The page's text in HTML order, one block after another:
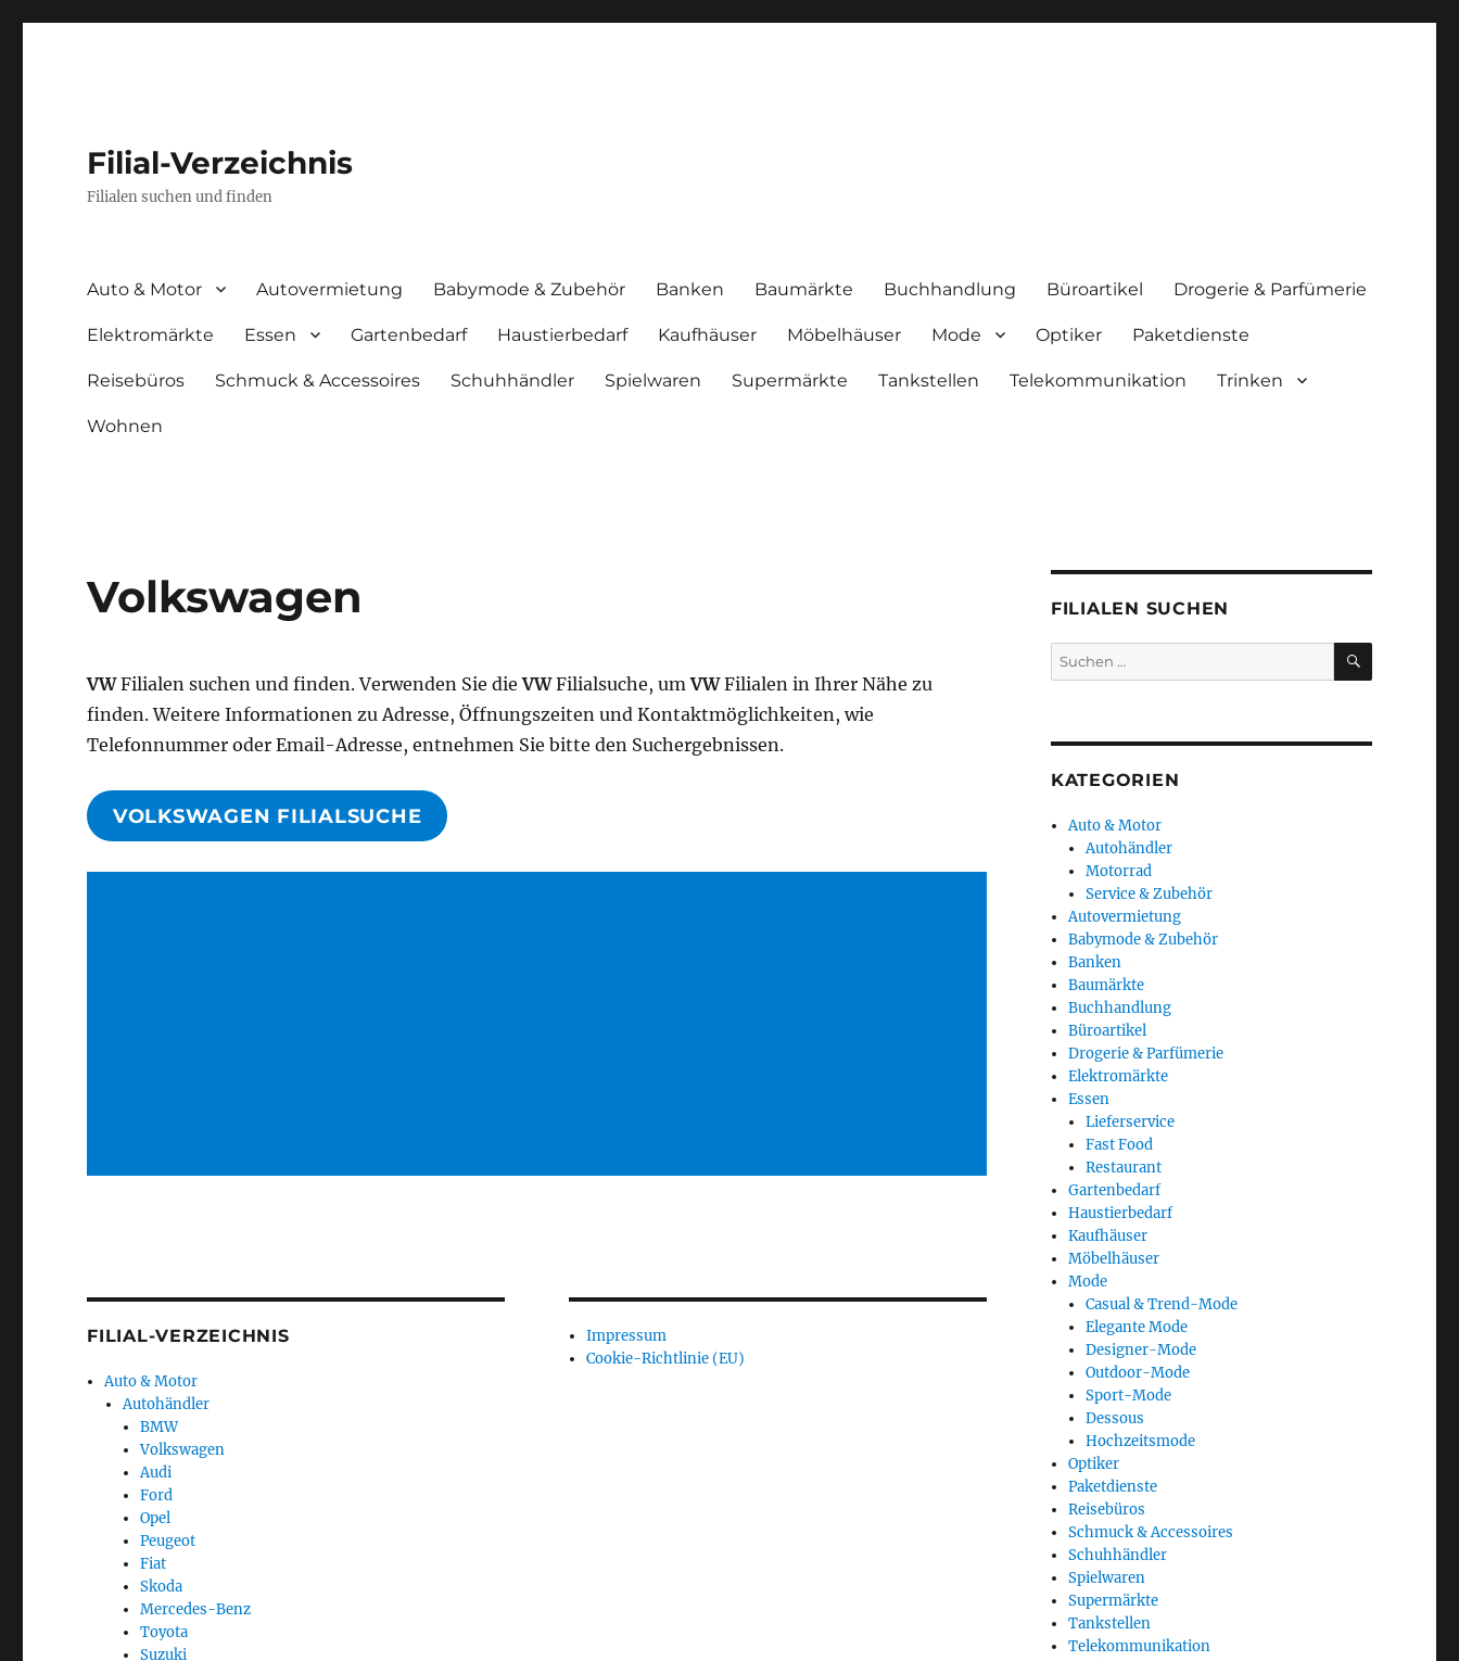
Filial-Verzeichnis
Filialen suchen und finden
Auto & Motor Autovermietung Babymode & Zubehör Banken Baumärkte Buchhandlung Büroartikel Drogerie & Parfümerie
Elektromärkte Essen Gartenbedarf Haustierbedarf Kaufhäuser Möbelhäuser Mode Optiker Paketdienste
Reisebüros Schmuck & Accessoires Schuhhändler Spielwaren Supermärkte Tankstellen Telekommunikation Trinken
Wohnen
Volkswagen
VWFilialen suchen und finden. Verwenden Sie dieVWFilialsuche, umVWFilialen in Ihrer Nähe zu
finden. Weitere Informationen zu Adresse, Öffnungszeiten und Kontaktmöglichkeiten, wie
Telefonnummer oder Email-Adresse, entnehmen Sie bitte den Suchergebnissen.
VOLKSWAGEN FILIALSUCHE
FILIAL-VERZEICHNIS
Auto & Motor
Autohändler
BMW
Volkswagen
Audi
Ford
Opel
Peugeot
Fiat
Skoda
Mercedes-Benz
Toyota
Suzuki
Impressum
Cookie-Richtlinie (EU)
FILIALEN SUCHEN
Suchen
nach:
SUCHEN
KATEGORIEN
Auto & Motor
Autohändler
Motorrad
Service & Zubehör
Autovermietung
Babymode & Zubehör
Banken
Baumärkte
Buchhandlung
Büroartikel
Drogerie & Parfümerie
Elektromärkte
Essen
Lieferservice
Fast Food
Restaurant
Gartenbedarf
Haustierbedarf
Kaufhäuser
Möbelhäuser
Mode
Casual & Trend-Mode
Elegante Mode
Designer-Mode
Outdoor-Mode
Sport-Mode
Dessous
Hochzeitsmode
Optiker
Paketdienste
Reisebüros
Schmuck & Accessoires
Schuhhändler
Spielwaren
Supermärkte
Tankstellen
Telekommunikation